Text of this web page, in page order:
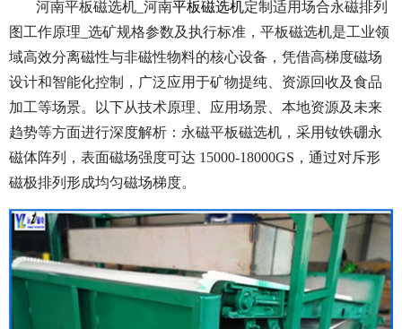
河南平板磁选机_河南平板磁选机定制适用场合永磁排列
图工作原理_选矿规格参数及执行标准，平板磁选机是工业领
域高效分离磁性与非磁性物料的核心设备，凭借高梯度磁场
设计和智能化控制，广泛应用于矿物提纯、资源回收及食品
加工等场景。以下从技术原理、应用场景、本地资源及未来
趋势等方面进行深度解析：永磁平板磁选机， 采用钕铁硼永
磁体阵列，表面磁场强度可达 15000-18000GS，通过对斥形
磁极排列形成均匀磁场梯度。